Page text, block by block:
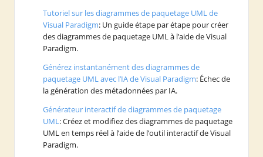
Tutoriel sur les diagrammes de paquetage UML de
Visual Paradigm: Un guide étape par étape pour créer
des diagrammes de paquetage UML à l’aide de Visual
Paradigm.
Générez instantanément des diagrammes de
paquetage UML avec l’IA de Visual Paradigm: Échec de
la génération des métadonnées par IA.
Générateur interactif de diagrammes de paquetage
UML: Créez et modifiez des diagrammes de paquetage
UML en temps réel à l’aide de l’outil interactif de Visual
Paradigm.